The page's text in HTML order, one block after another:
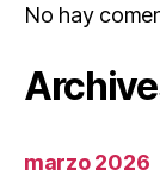
No hay
marzo 2026